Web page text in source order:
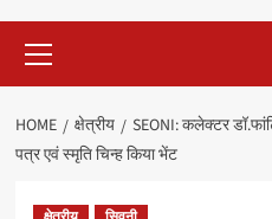
Menu
HOME क्षेत्रीय
SEONI: कलेक्टर
पत्र एवं स्मृति चिन्ह किया भेंट